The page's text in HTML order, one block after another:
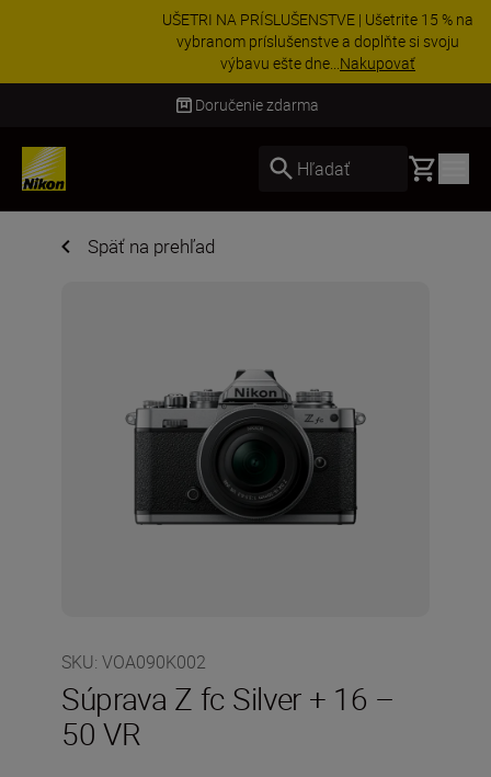
UŠETRI NA PRÍSLUŠENSTVE | Ušetrite 15 % na
vybranom príslušenstve a doplňte si svoju
výbavu ešte dne...Nakupovať
Doručenie do 3 – 4 pracovných dní
Hľadať Basket
Späť na prehľad
SKU: VOA090K002
Súprava Z fc Silver + 16 –
50 VR